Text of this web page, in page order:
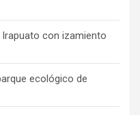
con izamiento
ecológico de